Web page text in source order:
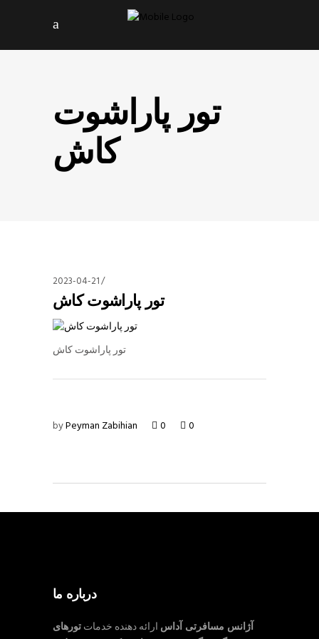
تور پاراشوت
کاش
2023-04-21
تور پاراشوت کاش
تور پاراشوت کاش
byPeyman Zabihian 0 0
درباره ما
آژانس مسافرتی آداس ارائه دهنده خدماتتورهای